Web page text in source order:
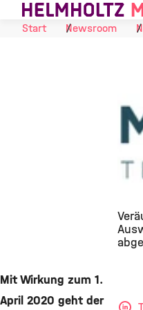
Skip to Content
Start
Newsroom
©
Mit Wirkung zum 1.
April 2020 geht der